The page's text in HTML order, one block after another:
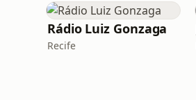
Rádio Luiz Gonzaga
Recife